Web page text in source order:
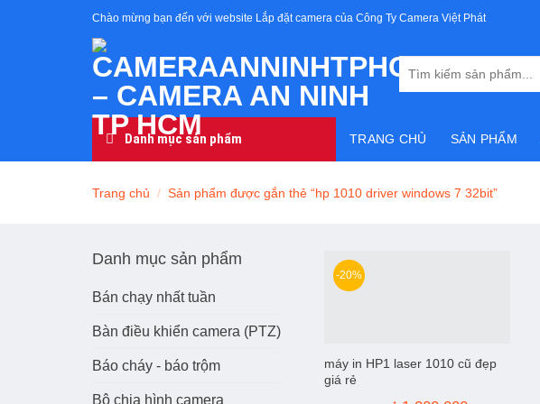
Chào mừng bạn đến với website Lắp đặt camera của Công Ty Camera Việt Phát
Tìm
Danh mục sản phẩm TRANG CHỦ SẢN PHẨM
Trang chủ / Sản phẩm được gắn thẻ “hp 1010 driver windows 7 32bit”
Danh mục sản phẩm
Bán chạy nhất tuần
Bàn điều khiển camera (PTZ)
Báo cháy - báo trộm
Bộ chia hình camera
-20%
máy in HP1 laser 1010 cũ đẹp
giá rẻ